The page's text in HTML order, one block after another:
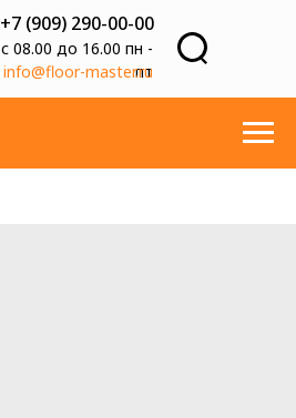
с 08.00 до 16.00 пн -
пт
+7 (909) 290-00-00
info@floor-master.ru